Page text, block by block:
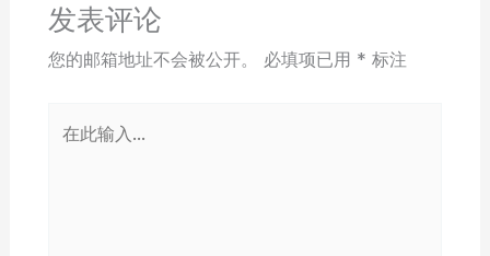
发表评论
您的邮箱地址不会被公开。 必填项已用 * 标注